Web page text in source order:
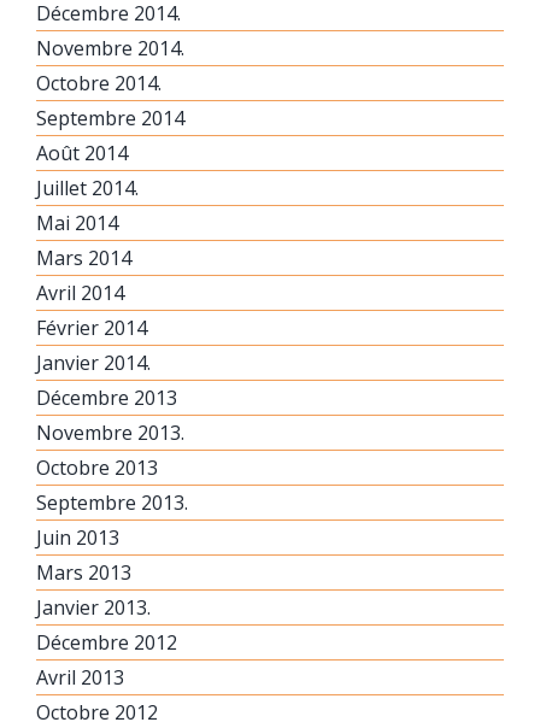
Décembre 2014.
Novembre 2014.
Octobre 2014.
Septembre 2014
Août 2014
Juillet 2014.
Mai 2014
Mars 2014
Avril 2014
Février 2014
Janvier 2014.
Décembre 2013
Novembre 2013.
Octobre 2013
Septembre 2013.
Juin 2013
Mars 2013
Janvier 2013.
Décembre 2012
Avril 2013
Octobre 2012